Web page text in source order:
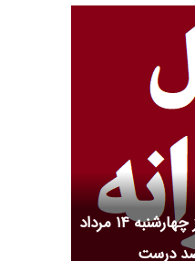
فال روزانه واقعی امروز چهارشنبه ۱۴ مرداد